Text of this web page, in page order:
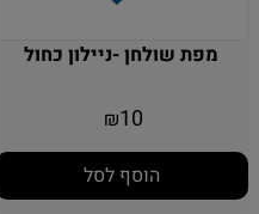
מפת שולחן -ניילון כחול
₪10
הוסף לסל